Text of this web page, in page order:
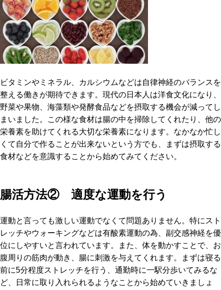
ビタミンやミネラル、カルシウムなどは自律神経のバランスを
整える働きが期待できます。現代の日本人は洋食文化になり、
野菜や果物、海藻類や発酵食品などを摂取する機会が減ってし
まいました。この様な食材は腸の中を掃除してくれたり、他の
栄養素を助けてくれる大切な栄養素になります。なかなか忙し
くて自分で作ることが出来ないという方でも、まずは摂取する
食材などを意識することから始めてみてください。
腸活方法② 適度な運動を行う
運動と言っても激しい運動でなくて問題ありません。特にスト
レッチやウォーキングなどは有酸素運動の為、副交感神経を優
位にしやすいと言われています。また、体を動かすことで、お
腹周りの筋肉が動き、腸に刺激を与えてくれます。まずは寝る
前に5分程度ストレッチを行う、通勤時に一駅分歩いてみるな
ど、日常に取り入れられるようなことから始めていきましょ